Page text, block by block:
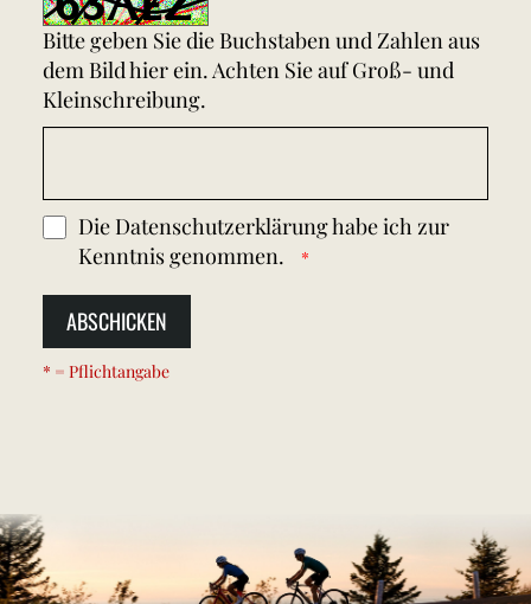
Bitte geben Sie die Buchstaben und Zahlen aus
dem Bild hier ein. Achten Sie auf Groß- und
Kleinschreibung.
Die Datenschutzerklärunghabe ich zur
Kenntnis genommen.
ABSCHICKEN
* = Pflichtangabe